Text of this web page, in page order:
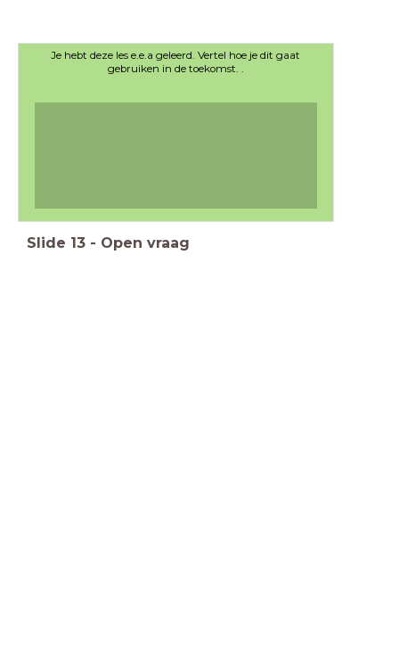
Je hebt deze les e.e.a geleerd. Vertel hoe je dit gaat
gebruiken in de toekomst. .
Slide 13 - Open vraag